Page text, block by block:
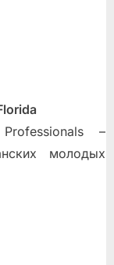
–
молодых